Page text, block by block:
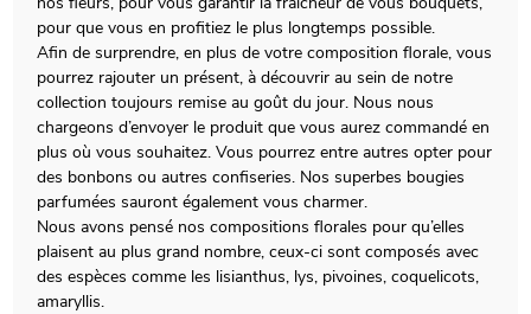
pour que vous en profitiez le plus longtemps possible.
Afin de surprendre, en plus de votre composition florale, vous
pourrez rajouter un présent, à découvrir au sein de notre
collection toujours remise au goût du jour. Nous nous
chargeons d’envoyer le produit que vous aurez commandé en
plus où vous souhaitez. Vous pourrez entre autres opter pour
des bonbons ou autres confiseries. Nos superbes bougies
parfumées sauront également vous charmer.
Nous avons pensé nos compositions florales pour qu’elles
plaisent au plus grand nombre, ceux-ci sont composés avec
des espèces comme les lisianthus, lys, pivoines, coquelicots,
amaryllis.